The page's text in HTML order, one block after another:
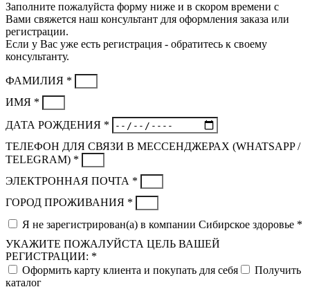
Заполните пожалуйста форму ниже и в скором времени с
Вами свяжется наш консультант для оформления заказа или
регистрации.
Если у Вас уже есть регистрация - обратитесь к своему
консультанту.
ФАМИЛИЯ *
ИМЯ *
ДАТА РОЖДЕНИЯ *
ТЕЛЕФОН ДЛЯ СВЯЗИ В МЕССЕНДЖЕРАХ (WHATSAPP /
TELEGRAM) *
ЭЛЕКТРОННАЯ ПОЧТА *
ГОРОД ПРОЖИВАНИЯ *
Я не зарегистрирован(а) в компании Сибирское здоровье *
УКАЖИТЕ ПОЖАЛУЙСТА ЦЕЛЬ ВАШЕЙ
РЕГИСТРАЦИИ: *
Оформить карту клиента и покупать для себя
Получить
каталог